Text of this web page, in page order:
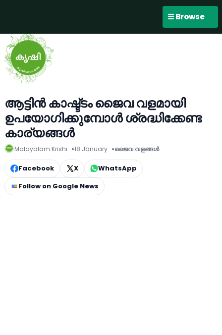
☰ Browse
ആട്ടിൻ കാഷ്ട്ടം ജൈവ വളമായി
ഉപയോഗിക്കുമ്പോൾ ശ്രദ്ധിക്കേണ്ട
കാര്യങ്ങൾ
Malayalam Krishi 18 January ജൈവ വളങ്ങള്‍
Facebook X
WhatsApp
Follow on Google News